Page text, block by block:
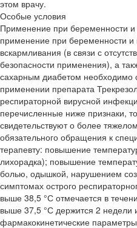
этом врачу.
Особые условия
Применение при беременности
применение при беременности и
вскармливания (в связи с
безопасности применения), а
сахарным диабетом необходимо
применении препарата
респираторной вирусной
перечисленные ниже признаки,
свидетельствуют о более
обязательного обращения к
терапевту: повышение
лихорадка); повышение
болью, одышкой, нарушением
симптомах острого
выше 38,5 °С отмечается в
выше 37,5 °С держится 2 недели
фармакокинетические